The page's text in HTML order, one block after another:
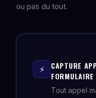
ou pas du tout.
⚡
CAPTURE
Tout appel